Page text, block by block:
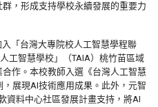
，形成支持學校永續發展的重要力
「台灣大專院校人工智慧學程聯
工智慧學校」（TAIA）桃竹苗區域
作。本校教師入選《台灣人工智慧
展現AI技術應用成果。此外，元智
資料中心社區發展計畫支持，將AI